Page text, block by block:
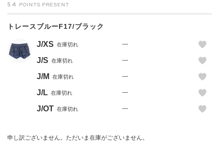
54
トレースブルーF17/ブラック
J/XS 在庫切れ —
J/S 在庫切れ —
J/M 在庫切れ —
J/L 在庫切れ —
J/OT 在庫切れ —
申し訳ございません。ただいま在庫がございません。